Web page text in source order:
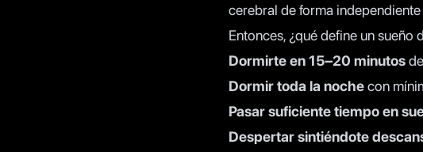
cerebral de forma
Entonces, ¿qué define un sueño
Dormirte en 15–20 minutos
Dormir toda la nochecon
Pasar suficiente tiempo en
Despertar sintiéndote